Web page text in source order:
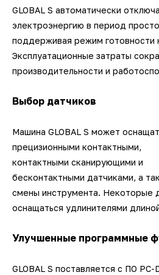
GLOBAL S автоматически
электроэнергию в период
поддерживая режим готовности
Эксплуатационные затраты
производительности и
Выбор датчиков
Машина GLOBAL S может
прецизионными контактными,
контактными сканирующими и
бесконтактными датчиками, а
смены инструмента. Некоторые
оснащаться удлинителями
Улучшенные программные
GLOBAL S поставляется с ПО